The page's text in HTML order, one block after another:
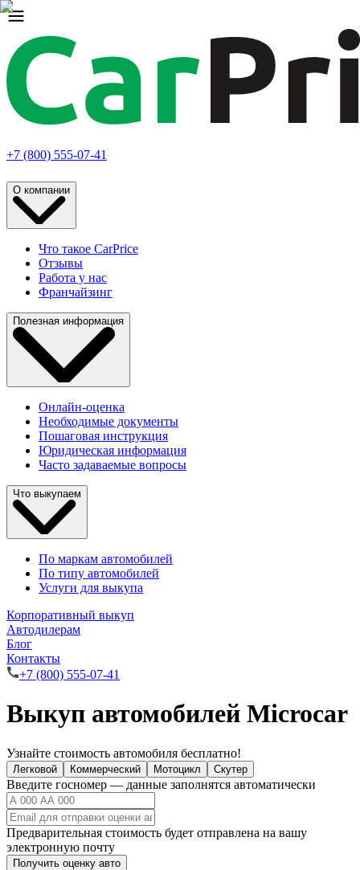
+7 (800) 555-07-41
О компании
Что такое CarPrice
Отзывы
Работа у нас
Франчайзинг
Полезная информация
Онлайн-оценка
Необходимые документы
Пошаговая инструкция
Юридическая информация
Часто задаваемые вопросы
Что выкупаем
По маркам автомобилей
По типу автомобилей
Услуги для выкупа
Корпоративный выкуп
Автодилерам
Блог
Контакты
+7 (800) 555-07-41
Выкуп автомобилей Microcar
Узнайте стоимость автомобиля бесплатно!
Легковой Коммерческий Мотоцикл Скутер
Введите госномер — данные заполнятся автоматически
Предварительная стоимость будет отправлена на вашу
электронную почту
Получить оценку авто